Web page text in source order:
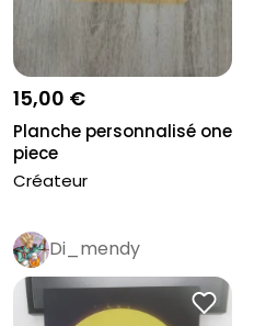
15,00 €
Planche personnalisé one
piece
Créateur
Di_mendy